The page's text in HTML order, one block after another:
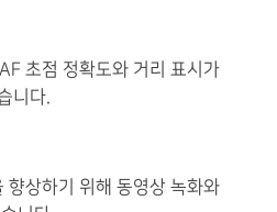
초점 정확도와 거리 표시가
니다.
향상하기 위해 동영상 녹화와